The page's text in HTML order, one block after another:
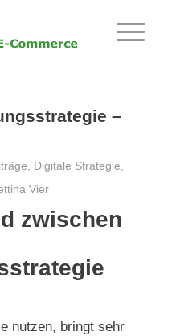
–
, Digitale Strategie,
Vier
zwischen
nutzen, bringt sehr